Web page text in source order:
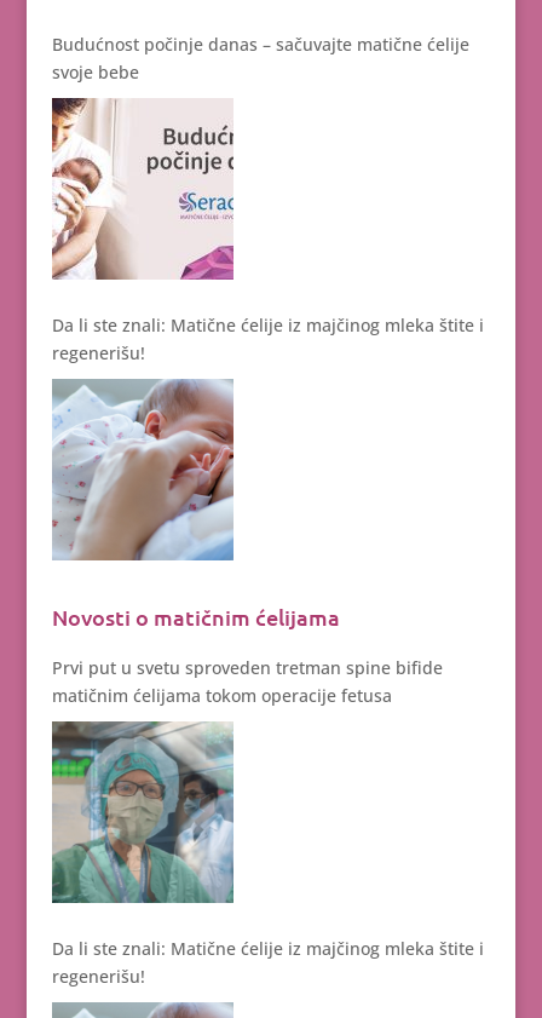
Budućnost počinje danas – sačuvajte matične ćelije
svoje bebe
Da li ste znali: Matične ćelije iz majčinog mleka štite i
regenerišu!
Novosti o matičnim ćelijama
Prvi put u svetu sproveden tretman spine bifide
matičnim ćelijama tokom operacije fetusa
Da li ste znali: Matične ćelije iz majčinog mleka štite i
regenerišu!